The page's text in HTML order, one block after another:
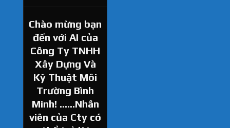
Chào mừng bạn
đến với AI của
Công Ty TNHH
Xây Dựng Và
Kỹ Thuật Môi
Trường Bình
Minh! ......Nhân
viên của Cty có